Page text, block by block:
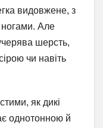
видовжене, з
Але
шерсть,
чи навіть
як дикі
однотонною й